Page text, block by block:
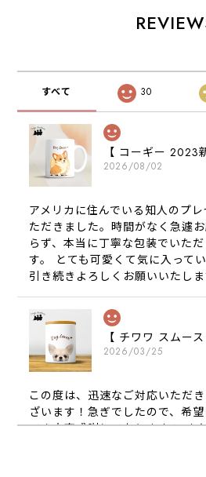
すべて 30
2026/08/02
アメリカに住んでいる知人のプ
ただきました。時間がなく急遽
らず、本当に丁寧な包装でいた
す。 とても可愛くて気に入って
引き続きよろしくお願いいたしま
2026/03/25
この度は、迅速なご対応いただ
ざいます！急ぎでしたので、希
でき大変感謝しております！ ま